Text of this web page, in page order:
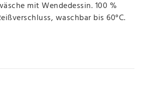
mit Wendedessin. 100 %
waschbar bis 60°C.